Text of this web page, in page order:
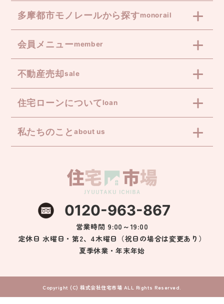
多摩都市モノレールから探すmonorail
会員メニューmember
不動産売却sale
住宅ローンについてloan
私たちのこと about us
0120-963-867
営業時間 9:00～19:00
定休日 水曜日・第2、4木曜日（祝日の場合は変更あり）
夏季休業・年末年始
Copyright (C) 株式会社住宅市場 ALL Rights Reserved.